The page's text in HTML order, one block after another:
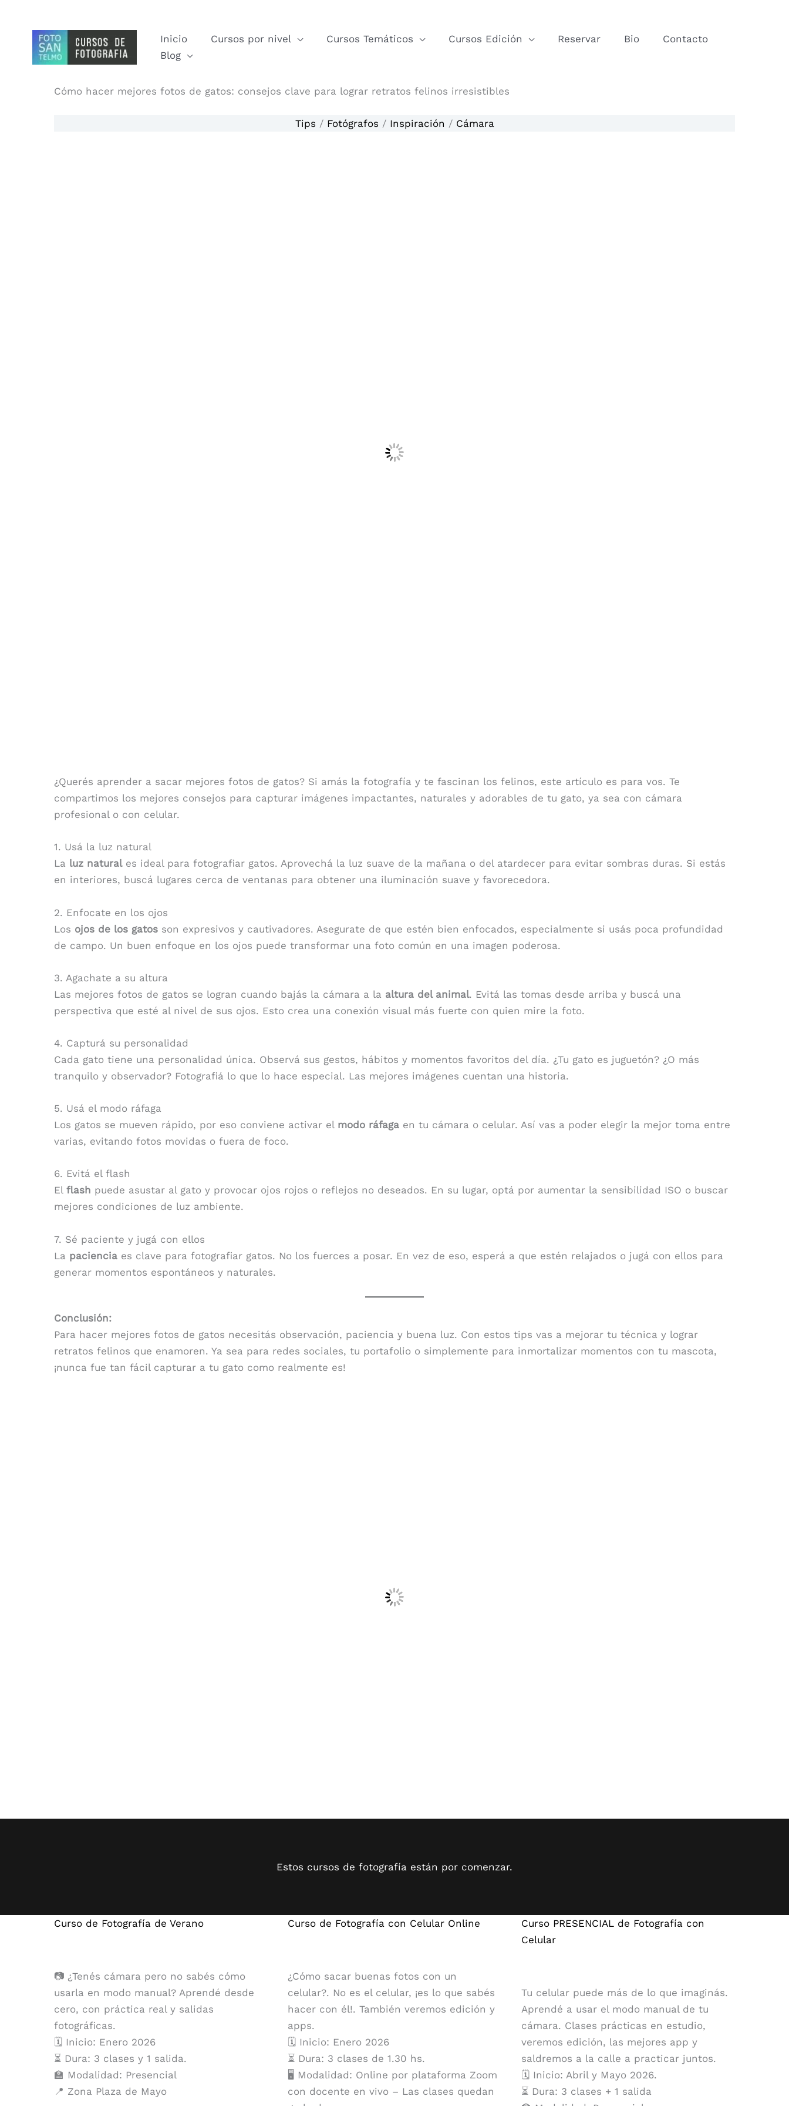
contenido
Inicio Cursos por nivel Cursos Temáticos Cursos Edición Reservar Bio
Contacto
Blog
Cómo hacer mejores fotos de gatos: consejos clave para lograr retratos felinos irresistibles
Tips / Fotógrafos / Inspiración / Cámara
¿Querés aprender a sacar mejores fotos de gatos? Si amás la fotografía y te fascinan los felinos, este artículo es para vos. Te
compartimos los mejores consejos para capturar imágenes impactantes, naturales y adorables de tu gato, ya sea con cámara
profesional o con celular.
1. Usá la luz natural
La luz naturales ideal para fotografiar gatos. Aprovechá la luz suave de la mañana o del atardecer para evitar sombras duras. Si estás
en interiores, buscá lugares cerca de ventanas para obtener una iluminación suave y favorecedora.
2. Enfocate en los ojos
Los ojos de los gatos son expresivos y cautivadores. Asegurate de que estén bien enfocados, especialmente si usás poca profundidad
de campo. Un buen enfoque en los ojos puede transformar una foto común en una imagen poderosa.
3. Agachate a su altura
Las mejores fotos de gatos se logran cuando bajás la cámara a la altura del animal. Evitá las tomas desde arriba y buscá una
perspectiva que esté al nivel de sus ojos. Esto crea una conexión visual más fuerte con quien mire la foto.
4. Capturá su personalidad
Cada gato tiene una personalidad única. Observá sus gestos, hábitos y momentos favoritos del día. ¿Tu gato es juguetón? ¿O más
tranquilo y observador? Fotografiá lo que lo hace especial. Las mejores imágenes cuentan una historia.
5. Usá el modo ráfaga
Los gatos se mueven rápido, por eso conviene activar el modo ráfaga en tu cámara o celular. Así vas a poder elegir la mejor toma entre
varias, evitando fotos movidas o fuera de foco.
6. Evitá el flash
El flash puede asustar al gato y provocar ojos rojos o reflejos no deseados. En su lugar, optá por aumentar la sensibilidad ISO o buscar
mejores condiciones de luz ambiente.
7. Sé paciente y jugá con ellos
La paciencia es clave para fotografiar gatos. No los fuerces a posar. En vez de eso, esperá a que estén relajados o jugá con ellos para
generar momentos espontáneos y naturales.
Conclusión:
Para hacer mejores fotos de gatos necesitás observación, paciencia y buena luz. Con estos tips vas a mejorar tu técnica y lograr
retratos felinos que enamoren. Ya sea para redes sociales, tu portafolio o simplemente para inmortalizar momentos con tu mascota,
¡nunca fue tan fácil capturar a tu gato como realmente es!
Estos cursos de fotografía están por comenzar.
Curso de Fotografía de Verano
📷 ¿Tenés cámara pero no sabés cómo
usarla en modo manual? Aprendé desde
cero, con práctica real y salidas
fotográficas.
🗓️ Inicio: Enero 2026
⏳ Dura: 3 clases y 1 salida.
🏫 Modalidad: Presencial
📍 Zona Plaza de Mayo
Curso de Fotografía con Celular Online
¿Cómo sacar buenas fotos con un
celular?. No es el celular, ¡es lo que sabés
hacer con él!. También veremos edición y
apps.
🗓️ Inicio: Enero 2026
⏳ Dura: 3 clases de 1.30 hs.
🖥️ Modalidad: Online por plataforma Zoom
con docente en vivo – Las clases quedan
Curso PRESENCIAL de Fotografía con
Celular
Tu celular puede más de lo que imaginás.
Aprendé a usar el modo manual de tu
cámara. Clases prácticas en estudio,
veremos edición, las mejores app y
saldremos a la calle a practicar juntos.
🗓️ Inicio: Abril y Mayo 2026.
⏳ Dura: 3 clases + 1 salida